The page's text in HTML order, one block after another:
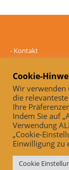
- Kontakt
Datenschutz
-Impressum
Online und
Auch, wenn
freiwillig nach dem
https://
Cookie-
Wir verwenden
die
Ihre
Indem Sie auf
Verwendung
„Cookie-
Einwilligung zu
Cookie